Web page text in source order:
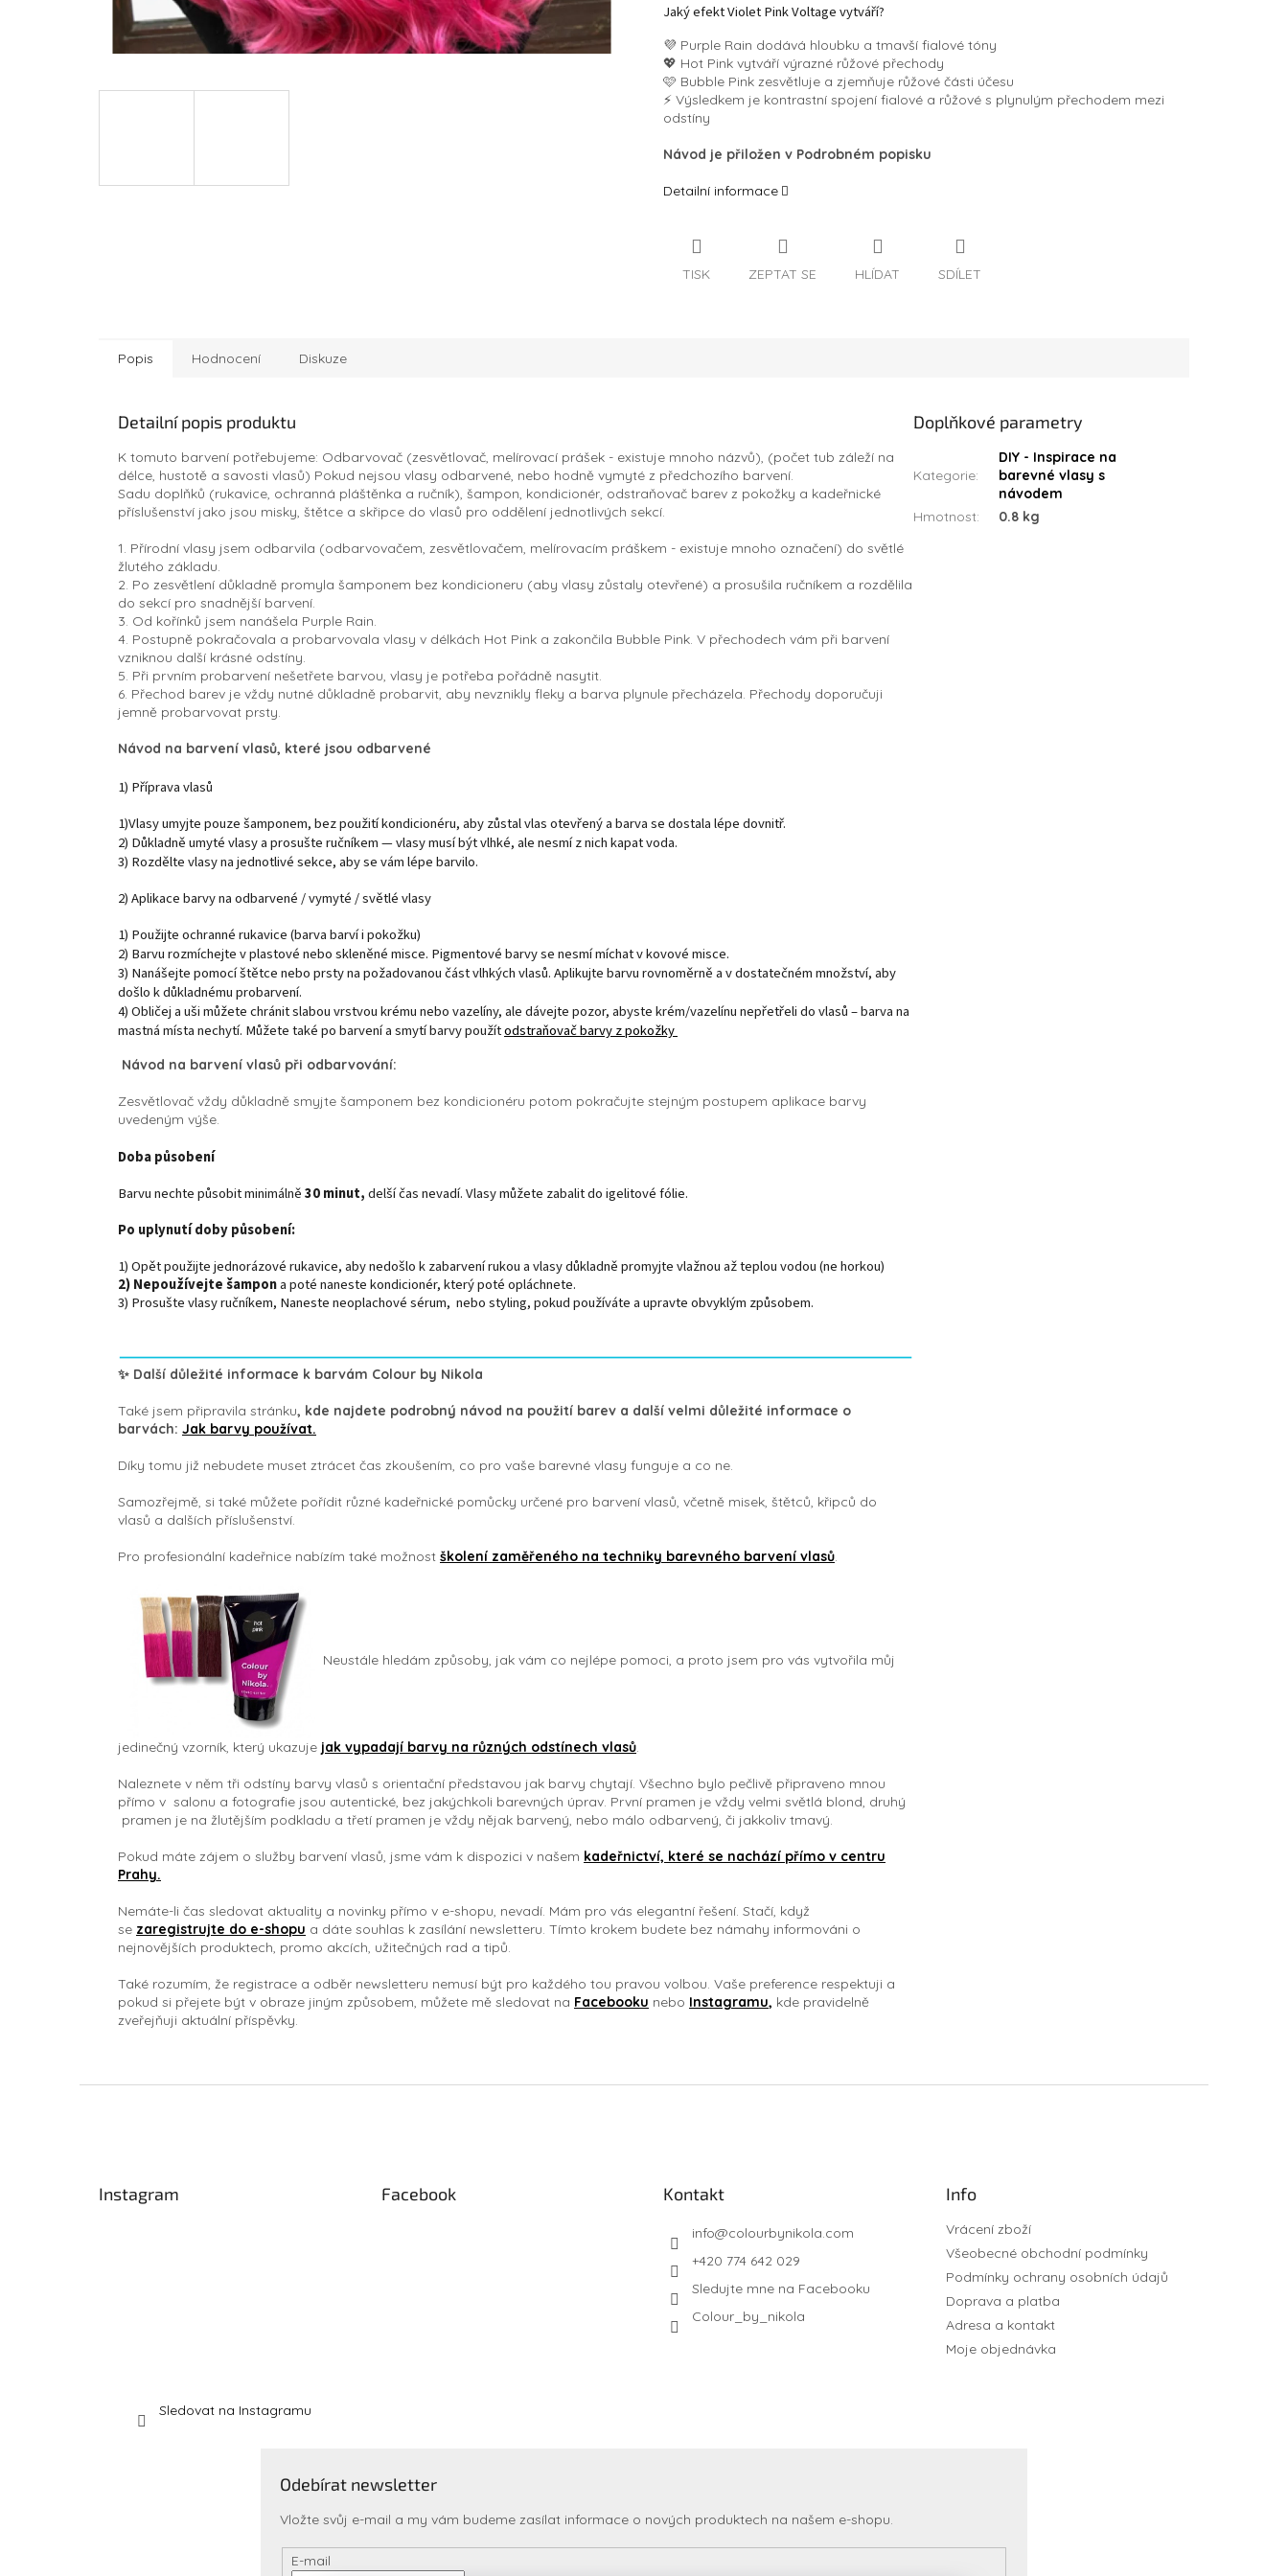
Jaký efekt Violet Pink Voltage vytváří?
💜 Purple Rain dodává hloubku a tmavší fialové tóny
💖 Hot Pink vytváří výrazné růžové přechody
🩷 Bubble Pink zesvětluje a zjemňuje růžové části účesu
⚡ Výsledkem je kontrastní spojení fialové a růžové s plynulým přechodem mezi
odstíny
Návod je přiložen v Podrobném popisku
Detailní informace
TISK ZEPTAT SE HLÍDAT SDÍLET
Popis Hodnocení Diskuze
Detailní popis produktu
K tomuto barvení potřebujeme: Odbarvovač (zesvětlovač, melírovací prášek - existuje mnoho názvů), (počet tub záleží na
délce, hustotě a savosti vlasů) Pokud nejsou vlasy odbarvené, nebo hodně vymyté z předchozího barvení.
Sadu doplňků (rukavice, ochranná pláštěnka a ručník), šampon, kondicionér, odstraňovač barev z pokožky a kadeřnické
příslušenství jako jsou misky, štětce a skřipce do vlasů pro oddělení jednotlivých sekcí.
1. Přírodní vlasy jsem odbarvila (odbarvovačem, zesvětlovačem, melírovacím práškem - existuje mnoho označení) do světlé
žlutého základu.
2. Po zesvětlení důkladně promyla šamponem bez kondicioneru (aby vlasy zůstaly otevřené) a prosušila ručníkem a rozdělila
do sekcí pro snadnější barvení.
3. Od kořínků jsem nanášela Purple Rain.
4. Postupně pokračovala a probarvovala vlasy v délkách Hot Pink a zakončila Bubble Pink. V přechodech vám při barvení
vzniknou další krásné odstíny.
5. Při prvním probarvení nešetřete barvou, vlasy je potřeba pořádně nasytit.
6. Přechod barev je vždy nutné důkladně probarvit, aby nevznikly fleky a barva plynule přecházela. Přechody doporučuji
jemně probarvovat prsty.
Návod na barvení vlasů, které jsou odbarvené
1) Příprava vlasů
1)Vlasy umyjte pouze šamponem, bez použití kondicionéru, aby zůstal vlas otevřený a barva se dostala lépe dovnitř.
2) Důkladně umyté vlasy a prosušte ručníkem — vlasy musí být vlhké, ale nesmí z nich kapat voda.
3) Rozdělte vlasy na jednotlivé sekce, aby se vám lépe barvilo.
2) Aplikace barvy na odbarvené / vymyté / světlé vlasy
1) Použijte ochranné rukavice (barva barví i pokožku)
2) Barvu rozmíchejte v plastové nebo skleněné misce. Pigmentové barvy se nesmí míchat v kovové misce.
3) Nanášejte pomocí štětce nebo prsty na požadovanou část vlhkých vlasů. Aplikujte barvu rovnoměrně a v dostatečném množství, aby
došlo k důkladnému probarvení.
4) Obličej a uši můžete chránit slabou vrstvou krému nebo vazelíny, ale dávejte pozor, abyste krém/vazelínu nepřetřeli do vlasů – barva na
mastná místa nechytí. Můžete také po barvení a smytí barvy použítodstraňovač barvy z pokožky
Návod na barvení vlasů při odbarvování:
Zesvětlovač vždy důkladně smyjte šamponem bez kondicionéru potom pokračujte stejným postupem aplikace barvy
uvedeným výše.
Doba působení
Barvu nechte působit minimálně30 minut,delší čas nevadí. Vlasy můžete zabalit do igelitové fólie.
Po uplynutí doby působení:
1) Opět použijte jednorázové rukavice, aby nedošlo k zabarvení rukou a vlasy důkladně promyjte vlažnou až teplou vodou (ne horkou)
2) Nepoužívejte šampona poté naneste kondicionér, který poté opláchnete.
3) Prosušte vlasy ručníkem, Naneste neoplachové sérum, nebo styling, pokud používáte a upravte obvyklým způsobem.
✨ Další důležité informace k barvám Colour by Nikola
Také jsem připravila stránku, kde najdete podrobný návod na použití barev a další velmi důležité informace o
barvách: Jak barvy používat.
Díky tomu již nebudete muset ztrácet čas zkoušením, co pro vaše barevné vlasy funguje a co ne.
Samozřejmě, si také můžete pořídit různé kadeřnické pomůcky určené pro barvení vlasů, včetně misek, štětců, křipců do
vlasů a dalších příslušenství.
Pro profesionální kadeřnice nabízím také možnost školení zaměřeného na techniky barevného barvení vlasů.
Neustále hledám způsoby, jak vám co nejlépe pomoci, a proto jsem pro vás vytvořila můj
jedinečný vzorník, který ukazuje jak vypadají barvy na různých odstínech vlasů.
Naleznete v něm tři odstíny barvy vlasů s orientační představou jak barvy chytají. Všechno bylo pečlivě připraveno mnou
přímo v salonu a fotografie jsou autentické, bez jakýchkoli barevných úprav. První pramen je vždy velmi světlá blond, druhý
pramen je na žlutějším podkladu a třetí pramen je vždy nějak barvený, nebo málo odbarvený, či jakkoliv tmavý.
Pokud máte zájem o služby barvení vlasů, jsme vám k dispozici v našem kadeřnictví, které se nachází přímo v centru
Prahy.
Nemáte-li čas sledovat aktuality a novinky přímo v e-shopu, nevadí. Mám pro vás elegantní řešení. Stačí, když
se zaregistrujte do e-shopu a dáte souhlas k zasílání newsletteru. Tímto krokem budete bez námahy informováni o
nejnovějších produktech, promo akcích, užitečných rad a tipů.
Také rozumím, že registrace a odběr newsletteru nemusí být pro každého tou pravou volbou. Vaše preference respektuji a
pokud si přejete být v obraze jiným způsobem, můžete mě sledovat na Facebooku nebo Instagramu, kde pravidelně
zveřejňuji aktuální příspěvky.
Doplňkové parametry
Kategorie:
DIY - Inspirace na
barevné vlasy s
návodem
Hmotnost: 0.8 kg
Instagram
Sledovat na Instagramu
Facebook Kontakt
info@colourbynikola.com
+420 774 642 029
Sledujte mne na Facebooku
Colour_by_nikola
Info
Vrácení zboží
Všeobecné obchodní podmínky
Podmínky ochrany osobních údajů
Doprava a platba
Adresa a kontakt
Moje objednávka
Odebírat newsletter
Vložte svůj e-mail a my vám budeme zasílat informace o nových produktech na našem e-shopu.
E-mail